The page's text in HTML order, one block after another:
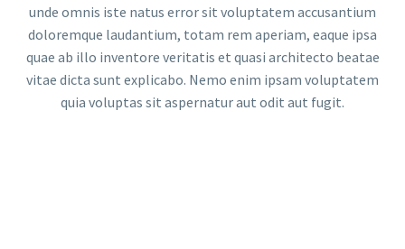
unde omnis iste natus error sit voluptatem accusantium
doloremque laudantium, totam rem aperiam, eaque ipsa
quae ab illo inventore veritatis et quasi architecto beatae
vitae dicta sunt explicabo. Nemo enim ipsam voluptatem
quia voluptas sit aspernatur aut odit aut fugit.